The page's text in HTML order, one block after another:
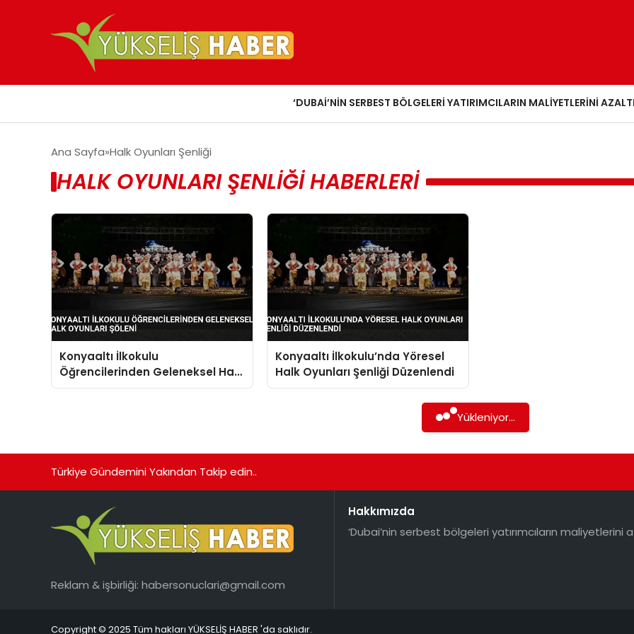
‘DUBAI’NIN SERBEST BÖLGELERI YATIRIMCILARIN MALIYETLERINI
Ana Sayfa Halk Oyunları Şenliği
HALK OYUNLARI ŞENLIĞI HABERLERI
Konyaaltı İlkokulu
Öğrencilerinden Geleneksel Halk
Oyunları Şöleni
Konyaaltı İlkokulu’nda Yöresel
Halk Oyunları Şenliği Düzenlendi
Yükleniyor...
Türkiye Gündemini Yakından Takip edin..
Reklam & işbirliği: habersonuclari@gmail.com
Hakkımızda
‘Dubai’nin serbest bölgeleri yatırımcıların maliyetlerini
Copyright © 2025 Tüm hakları YÜKSELİŞ HABER 'da saklıdır.